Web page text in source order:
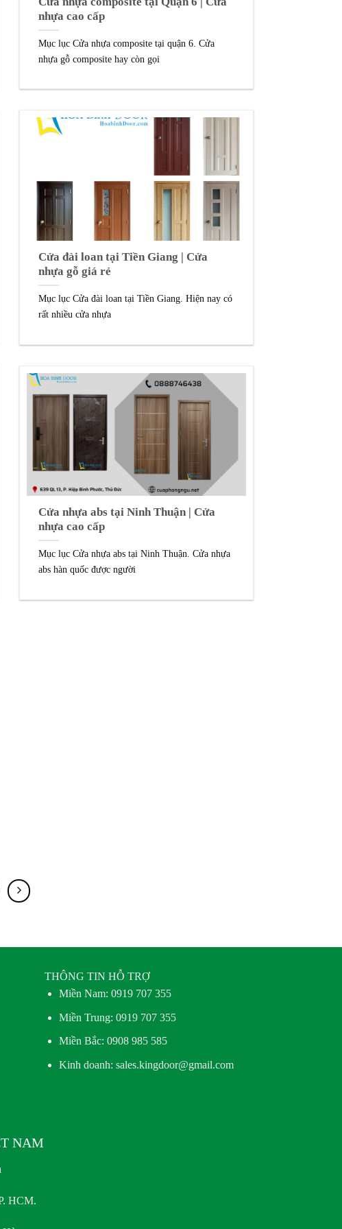
nhựa cao cấp
Mục lục Cửa nhựa composite tại quận 6. Cửa
nhựa gỗ composite hay còn gọi
Cửa đài loan tại Tiền Giang | Cửa
nhựa gỗ giá rẻ
Mục lục Cửa đài loan tại Tiền Giang. Hiện nay có
rất nhiều cửa nhựa
Cửa nhựa abs tại Ninh Thuận | Cửa
nhựa cao cấp
Mục lục Cửa nhựa abs tại Ninh Thuận. Cửa nhựa
abs hàn quốc được người
THÔNG TIN HỖ TRỢ
Miền Nam:0919 707 355
Miền Trung:0919 707 355
Miền Bắc:0908 985 585
Kinh doanh: sales.kingdoor@gmail.com
NAM
HCM.